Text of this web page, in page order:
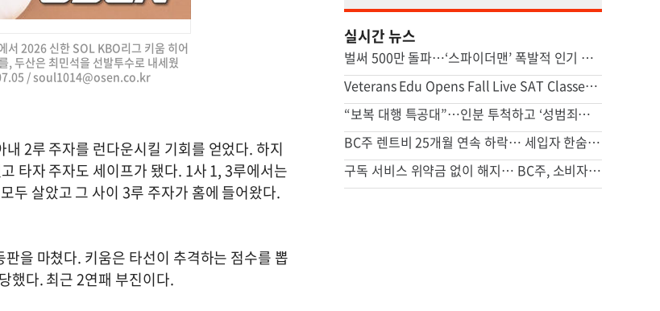
서 2026 신한 SOL KBO리그 키움 히어
, 두산은 최민석을 선발투수로 내세웠
/soul1014@osen.co.kr
2루 주자를 런다운시킬 기회를 얻었다. 하지
타자 주자도 세이프가 됐다. 1사 1, 3루에서는
두 살았고 그 사이 3루 주자가 홈에 들어왔다.
을 마쳤다. 키움은 타선이 추격하는 점수를 뽑
했다. 최근 2연패 부진이다.
실시간 뉴스
벌써 500만 돌파…‘스파이더맨’ 폭발적 인기 이유
Veterans Edu Opens Fall Live SAT Classes in U.S. Weekend Hours
“보복 대행 특공대”…인분 투척하고 ‘성범죄자’ 전단지 뿌린 20대 결국
BC주 렌트비 25개월 연속 하락… 세입자 한숨 돌리나
구독 서비스 위약금 없이 해지… BC주, 소비자 보호 조치 가동